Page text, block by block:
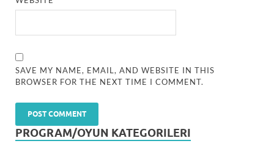
SAVE MY NAME, EMAIL, AND WEBSITE IN THIS
BROWSER FOR THE NEXT TIME I COMMENT.
PROGRAM/OYUN KATEGORILERI